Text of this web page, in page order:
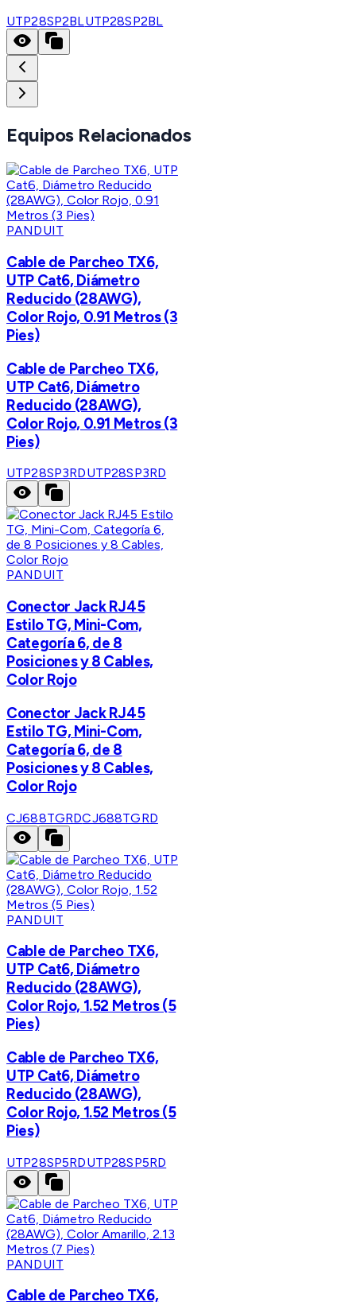
UTP28SP2BLUTP28SP2BL
Equipos Relacionados
PANDUIT
Cable de Parcheo TX6,
UTP Cat6, Diámetro
Reducido (28AWG),
Color Rojo, 0.91 Metros (3
Pies)
Cable de Parcheo TX6,
UTP Cat6, Diámetro
Reducido (28AWG),
Color Rojo, 0.91 Metros (3
Pies)
UTP28SP3RDUTP28SP3RD
PANDUIT
Conector Jack RJ45
Estilo TG, Mini-Com,
Categoría 6, de 8
Posiciones y 8 Cables,
Color Rojo
Conector Jack RJ45
Estilo TG, Mini-Com,
Categoría 6, de 8
Posiciones y 8 Cables,
Color Rojo
CJ688TGRDCJ688TGRD
PANDUIT
Cable de Parcheo TX6,
UTP Cat6, Diámetro
Reducido (28AWG),
Color Rojo, 1.52 Metros (5
Pies)
Cable de Parcheo TX6,
UTP Cat6, Diámetro
Reducido (28AWG),
Color Rojo, 1.52 Metros (5
Pies)
UTP28SP5RDUTP28SP5RD
PANDUIT
Cable de Parcheo TX6,